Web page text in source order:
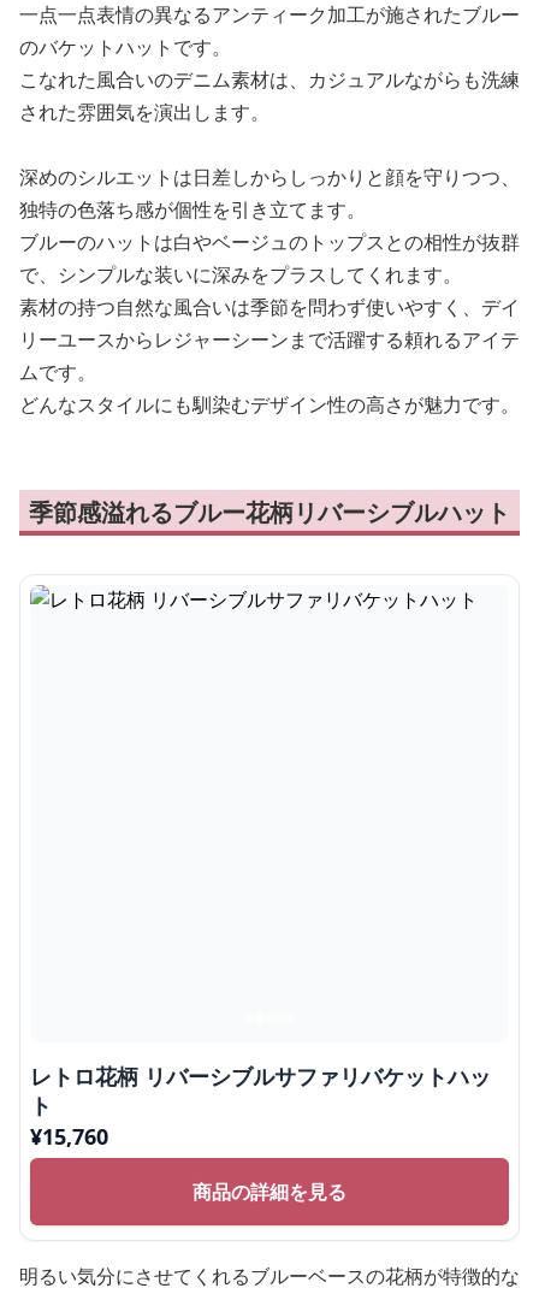
一点一点表情の異なるアンティーク加工が施されたブルー
のバケットハットです。
こなれた風合いのデニム素材は、カジュアルながらも洗練
された雰囲気を演出します。
深めのシルエットは日差しからしっかりと顔を守りつつ、
独特の色落ち感が個性を引き立てます。
ブルーのハットは白やベージュのトップスとの相性が抜群
で、シンプルな装いに深みをプラスしてくれます。
素材の持つ自然な風合いは季節を問わず使いやすく、デイ
リーユースからレジャーシーンまで活躍する頼れるアイテ
ムです。
どんなスタイルにも馴染むデザイン性の高さが魅力です。
季節感溢れるブルー花柄リバーシブルハット
レトロ花柄 リバーシブルサファリバケットハッ
ト
¥15,760
商品の詳細を見る
明るい気分にさせてくれるブルーベースの花柄が特徴的な